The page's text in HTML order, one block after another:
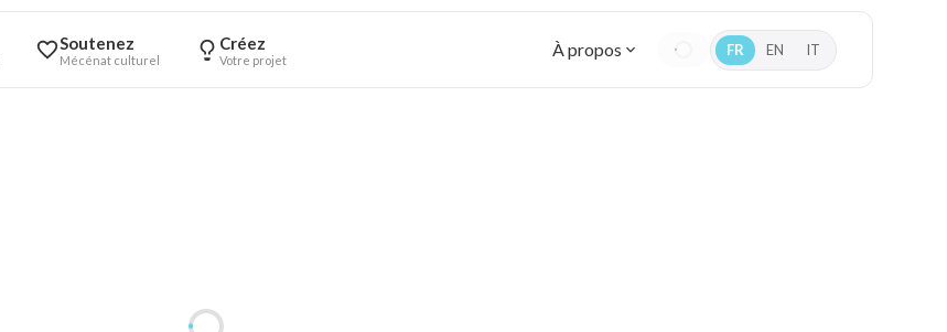
Soutenez
Mécénat culturel
Créez
Votre projet À propos FR EN IT